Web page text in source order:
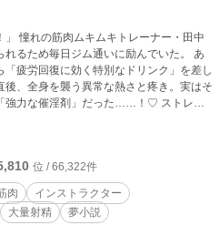
」 憧れの筋肉ムキムキトレーナー・田中
るため毎日ジム通いに励んでいた。 あ
疲労回復に効く特別なドリンク」を差し
、全身を襲う異常な熱さと疼き。実はそ
な催淫剤」だった……！♡ ストレッ
った田中さんの瞳が野獣のようにギラつ
ダメだ……抑えられない……っ♡」 憧れ
かれて――。 ダイエットのた
のおちんぽで身も心もとろかされる、秘
ただけます。
位 / 66,322件
肉
インストラクター
大量射精 夢小説